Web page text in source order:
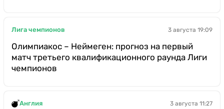
Лига чемпионов 3 августа 19:09
Олимпиакос – Неймеген: прогноз на первый
матч третьего квалификационного раунда Лиги
чемпионов
Англия 3 августа 11:27